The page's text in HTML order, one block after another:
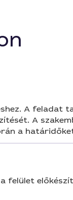
A feladat
A
a
felület